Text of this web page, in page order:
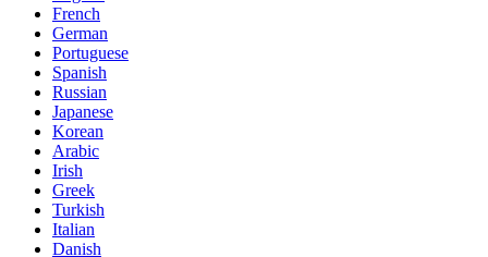
French
German
Portuguese
Spanish
Russian
Japanese
Korean
Arabic
Irish
Greek
Turkish
Italian
Danish